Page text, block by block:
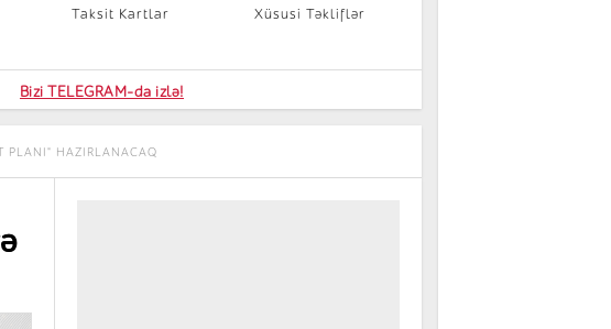
Taksit Kartlar
Kart sifarişi
Xüsusi Təkliflər
Bizi TELEGRAM-da izlə!
PLANI" HAZIRLANACAQ